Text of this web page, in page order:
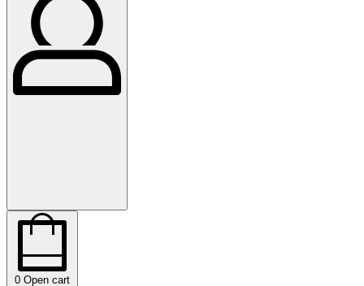
0 Open cart